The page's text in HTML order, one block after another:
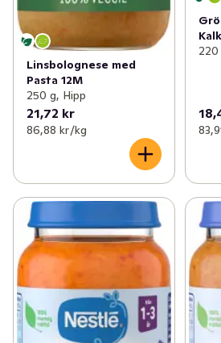
Linsbolognese med
Pasta 12M
250 g, Hipp
21,72 kr
86,88 kr /kg
220